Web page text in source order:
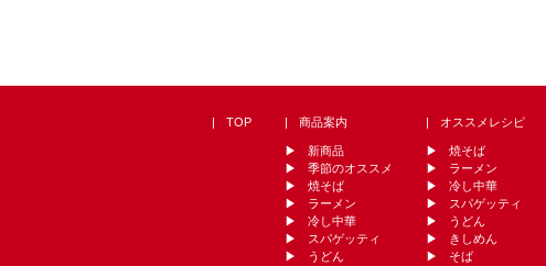
TOP 商品案内
新商品
季節のオススメ
焼そば
ラーメン
冷し中華
スパゲッティ
うどん
オススメレシピ
焼そば
ラーメン
冷し中華
スパゲッティ
うどん
きしめん
そば